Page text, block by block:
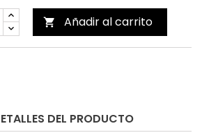
 Añadir al carrito
DEL PRODUCTO